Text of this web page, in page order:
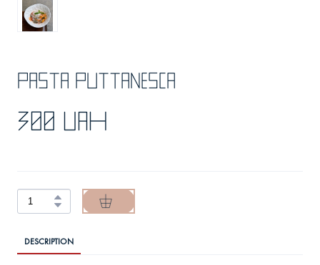
Pasta puttanesca
300 UAH
DESCRIPTION